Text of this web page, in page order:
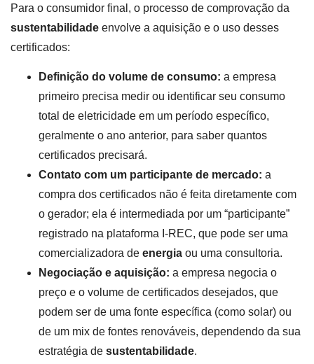
Para o consumidor final, o processo de comprovação da
sustentabilidade envolve a aquisição e o uso desses
certificados:
Definição do volume de consumo: a empresa
primeiro precisa medir ou identificar seu consumo
total de eletricidade em um período específico,
geralmente o ano anterior, para saber quantos
certificados precisará.
Contato com um participante de mercado: a
compra dos certificados não é feita diretamente com
o gerador; ela é intermediada por um “participante”
registrado na plataforma I-REC, que pode ser uma
comercializadora de energia ou uma consultoria.
Negociação e aquisição: a empresa negocia o
preço e o volume de certificados desejados, que
podem ser de uma fonte específica (como solar) ou
de um mix de fontes renováveis, dependendo da sua
estratégia de sustentabilidade.